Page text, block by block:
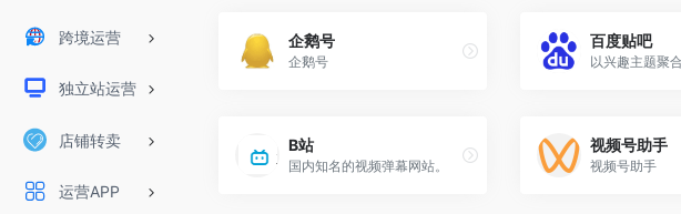
跨境运营
独立站运营
店铺转卖
运营APP
企鹅号
企鹅号
百度贴吧
B站
国内知名的视频弹幕网站。
视频号助手
视频号助手